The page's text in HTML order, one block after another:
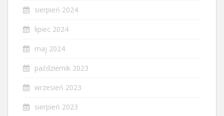
sierpień 2024
lipiec 2024
maj 2024
październik 2023
wrzesień 2023
sierpień 2023